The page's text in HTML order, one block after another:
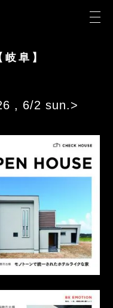
阜】
, 6/2 sun.>